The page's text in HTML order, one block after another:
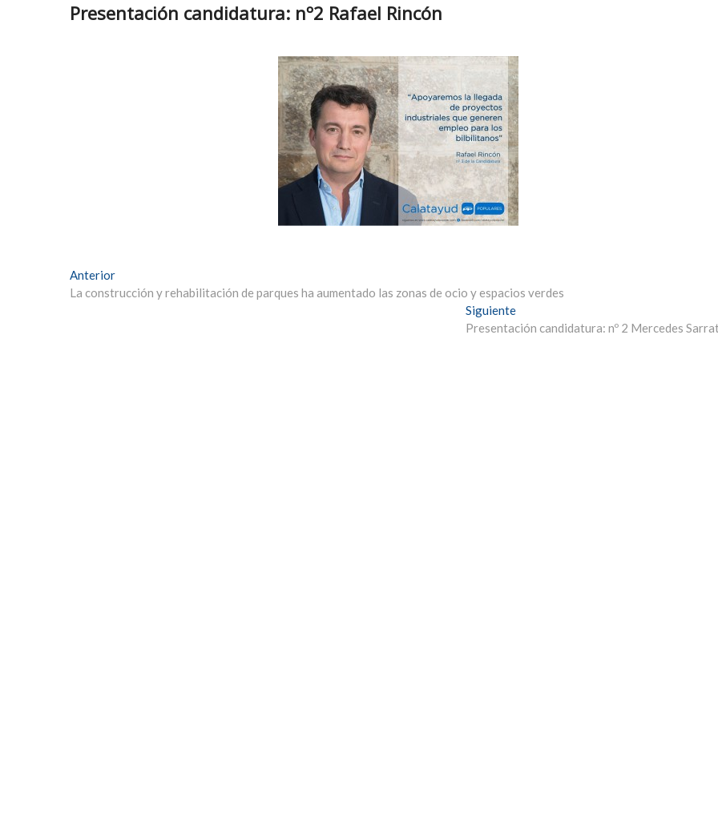
Presentación candidatura: nº2 Rafael Rincón
Navegación
de
AnteriorEntrada
anterior:
La construcción y rehabilitación de parques ha aumentado las zonas de ocio y espacios verdes
SiguienteEntrada
siguiente:
Presentación candidatura: nº 2 Mercedes